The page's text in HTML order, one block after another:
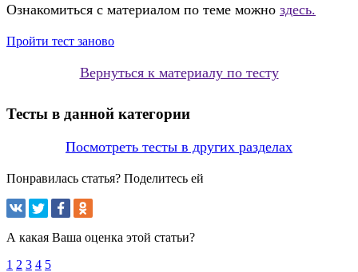
Ознакомиться с материалом по теме можно здесь.
Пройти тест заново
Вернуться к материалу по тесту
Тесты в данной категории
Посмотреть тесты в других разделах
Понравилась статья? Поделитесь ей
А какая Ваша оценка этой статьи?
1 2 3 4 5